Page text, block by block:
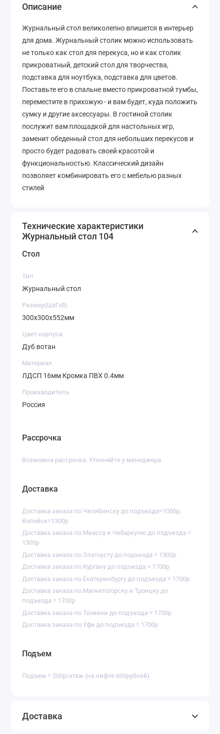
Описание
Журнальный стол великолепно впишется в интерьер
для дома. Журнальный столик можно использовать
не только как стол для перекуса, но и как столик
прикроватный, детский стол для творчества,
подставка для ноутбука, подставка для цветов.
Поставьте его в спальне вместо прикроватной тумбы,
переместите в прихожую - и вам будет, куда положить
сумку и другие аксессуары. В гостиной столик
послужит вам площадкой для настольных игр,
заменит обеденный стол для небольших перекусов и
просто будет радовать своей красотой и
функциональностью. Классический дизайн
позволяет комбинировать его с мебелью разных
стилей
Технические характеристики
Журнальный стол 104
Стол
Тип
Журнальный стол
Размер(ШхГхВ)
300х300х552мм
Цвет корпуса
Дуб вотан
Материал
ЛДСП 16мм Кромка ПВХ 0.4мм
Производитель
Россия
Рассрочка
Возможна рассрочка. Уточняйте у менеджера
Доставка
Доставка заказа по Челябинску до подъезда=1000р,
Копейск=1300р
Доставка заказа по Миассу и Чебаркулю до подъезда =
1300р
Доставка заказа по Златоусту до подъезда = 1300р
Доставка заказа по Кургану до подъезда = 1700р
Доставка заказа по Екатеринбургу до подъезда = 1700р
Доставка заказа по Магнитогорску и Троицку до
подъезда = 1700р
Доставка заказа по Тюмени до подъезда = 1700р
Доставка заказа по Уфе до подъезда = 1700р
Подъем
Подъем = 200р/этаж (на лифте 600рублей)
Доставка